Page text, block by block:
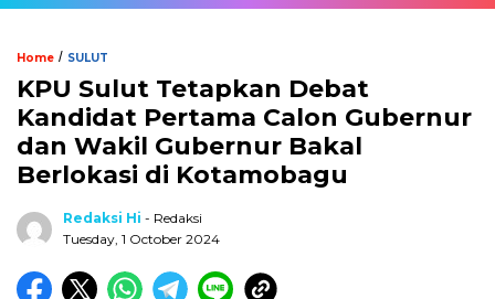
Home / SULUT
KPU Sulut Tetapkan Debat
Kandidat Pertama Calon Gubernur
dan Wakil Gubernur Bakal
Berlokasi di Kotamobagu
Redaksi Hi - Redaksi
Tuesday, 1 October 2024